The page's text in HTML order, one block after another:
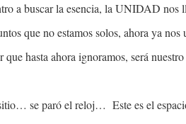
a buscar la esencia, la UNIDAD nos
que no estamos solos, ahora ya nos
hasta ahora ignoramos, será
se paró el reloj… Este es el